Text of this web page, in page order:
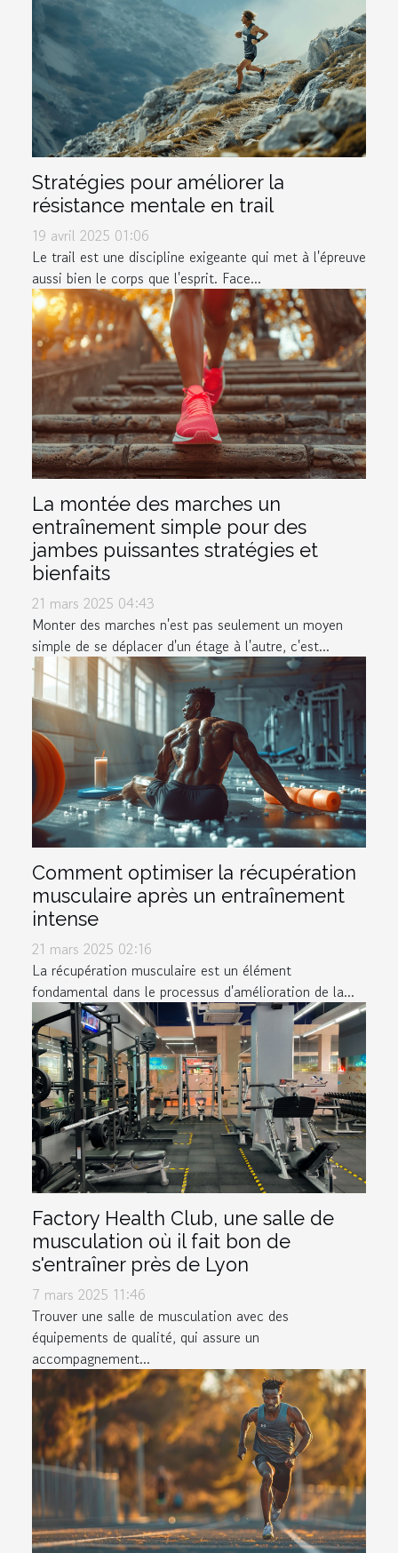
Stratégies pour améliorer la
résistance mentale en trail
19 avril 2025 01:06
Le trail est une discipline exigeante qui met à l'épreuve
aussi bien le corps que l'esprit. Face...
La montée des marches un
entraînement simple pour des
jambes puissantes stratégies et
bienfaits
21 mars 2025 04:43
Monter des marches n'est pas seulement un moyen
simple de se déplacer d'un étage à l'autre, c'est...
Comment optimiser la récupération
musculaire après un entraînement
intense
21 mars 2025 02:16
La récupération musculaire est un élément
fondamental dans le processus d'amélioration de la...
Factory Health Club, une salle de
musculation où il fait bon de
s'entraîner près de Lyon
7 mars 2025 11:46
Trouver une salle de musculation avec des
équipements de qualité, qui assure un
accompagnement...